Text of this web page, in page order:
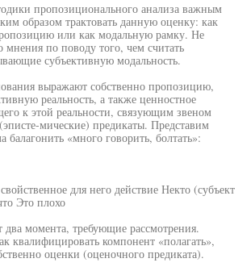
пропозиционального анализа важным
образом трактовать данную оценку: как
или как модальную рамку. Не
мнения по поводу того, чем считать
субъективную модальность.
выражают собственно пропозицию,
реальность, а также ценностное
к этой реальности, связующим звеном
мические) предикаты. Представим
балагонить «много говорить, болтать»:
для него действие Некто (субъект
Это плохо
два момента, требующие рассмотрения.
квалифицировать компонент «полагать»,
оценки (оценочного предиката).